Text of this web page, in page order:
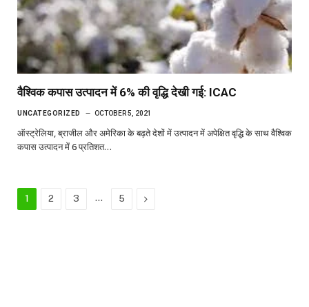
वैश्विक कपास उत्पादन में 6% की वृद्धि देखी गई: ICAC
UNCATEGORIZED OCTOBER 5, 2021
ऑस्ट्रेलिया, ब्राजील और अमेरिका के बढ़ते देशों में उत्पादन में अपेक्षित वृद्धि के साथ वैश्विक
कपास उत्पादन में 6 प्रतिशत…
1 2 3 … 5 Next